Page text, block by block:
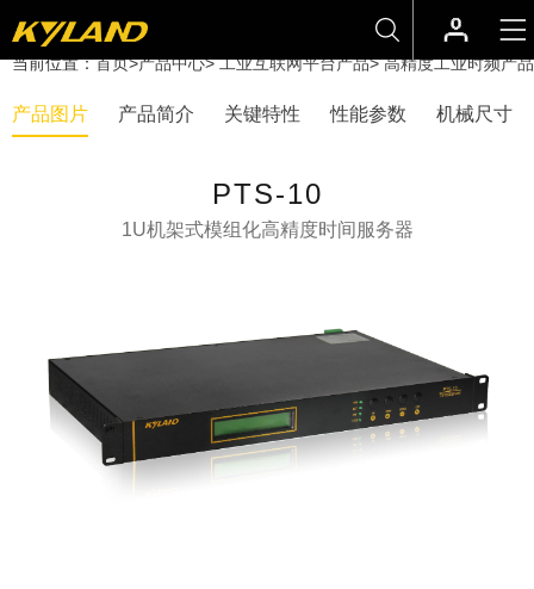
当前位置：首页>产品中心>工业互联网平台产品>高精度工业时频产品
产品图片 产品简介 关键特性 性能参数 机械尺寸
PTS-10
1U机架式模组化高精度时间服务器